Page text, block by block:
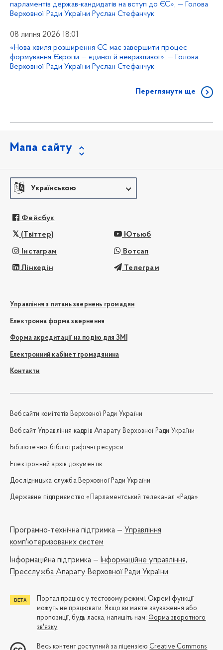
парламентів держав-кандидатів на вступ до ЄС», — Голова
Верховної Ради України Руслан Стефанчук
08 липня 2026 18:01
«Нова хвиля розширення ЄС має завершити процес
формування Європи — єдиної й невразливої», — Голова
Верховної Ради України Руслан Стефанчук
Переглянути ще
Мапа сайту
Українською
Фейсбук
(Твіттер) Ютьюб
Інстаграм Вотсап
Лінкедін Телеграм
Управління з питань звернень громадян
Електронна форма звернення
Форма акредитації на подію для ЗМІ
Електронний кабінет громадянина
Контакти
Вебсайти комітетів Верховної Ради України
Вебсайт Управління кадрів Апарату Верховної Ради України
Бібліотечно-бібліографічні ресурси
Електронний архів документів
Дослідницька служба Верховної Ради України
Державне підприємство «Парламентський телеканал «Рада»
Програмно-технічна підтримка — Управління
комп'ютеризованих систем
Iнформаційна підтримка — Інформаційне управління,
Пресслужба Апарату Верховної Ради України
Портал працює у тестовому режимі. Окремі функції
можуть не працювати. Якщо ви маєте зауваження або
пропозиції, будь ласка, напишіть нам: Форма зворотного
зв'язку
Весь контент доступний за ліцензією Creative Commons